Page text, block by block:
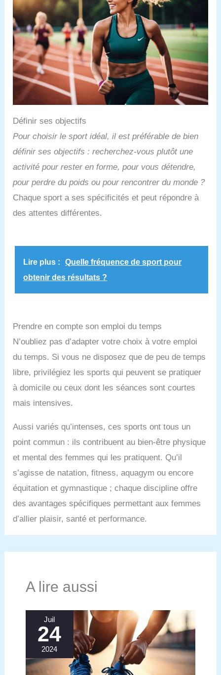
Définir ses objectifs
Pour choisir le sport idéal, il est préférable de bien
définir ses objectifs : recherchez-vous plutôt une
activité pour rester en forme, pour vous détendre,
pour perdre du poids ou pour rencontrer du monde ?
Chaque sport a ses spécificités et peut répondre à
des attentes différentes.
Lire plus :
Quelle fréquence de sport pour
obtenir des résultats ?
Prendre en compte son emploi du temps
N’oubliez pas d’adapter votre choix à votre emploi
du temps. Si vous ne disposez que de peu de temps
libre, privilégiez les sports qui peuvent se pratiquer
à domicile ou ceux dont les séances sont courtes
mais intensives.
Aussi variés qu’intenses, ces sports ont tous un
point commun : ils contribuent au bien-être physique
et mental des femmes qui les pratiquent. Qu’il
s’agisse de natation, fitness, aquagym ou encore
équitation et gymnastique ; chaque discipline offre
des avantages spécifiques permettant aux femmes
d’allier plaisir, santé et performance.
A lire aussi
Juil
24
2024